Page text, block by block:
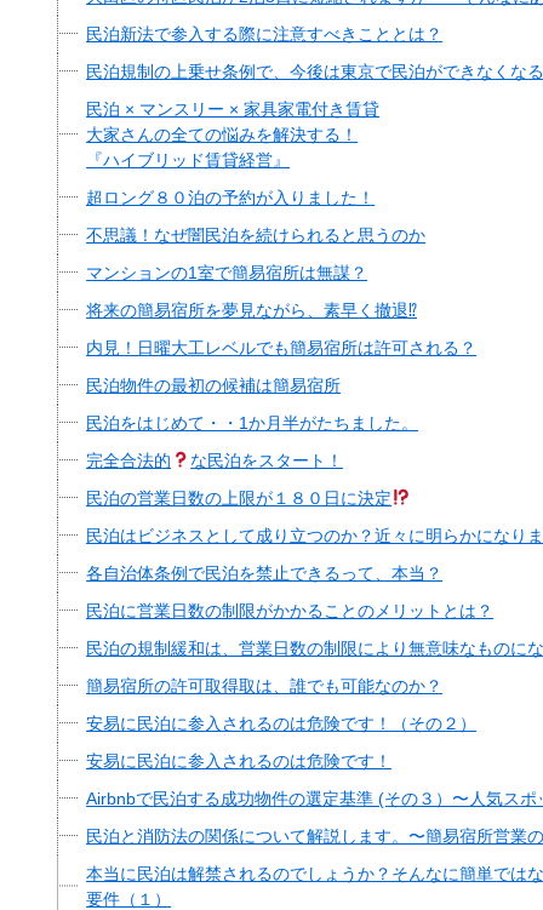
民泊新法で参入する際に注意すべきこととは？
民泊規制の上乗せ条例で、今後は東京で民泊ができなくな
民泊 × マンスリー × 家具家電付き賃貸
大家さんの全ての悩みを解決する！
『ハイブリッド賃貸経営』
超ロング８０泊の予約が入りました！
不思議！なぜ闇民泊を続けられると思うのか
マンションの1室で簡易宿所は無謀？
将来の簡易宿所を夢見ながら、素早く撤退⁉︎
内見！日曜大工レベルでも簡易宿所は許可される？
民泊物件の最初の候補は簡易宿所
民泊をはじめて・・1か月半がたちました。
完全合法的
な民泊をスタート！
民泊の営業日数の上限が１８０日に決定
民泊はビジネスとして成り立つのか？近々に明らかになり
各自治体条例で民泊を禁止できるって、本当？
民泊に営業日数の制限がかかることのメリットとは？
民泊の規制緩和は、営業日数の制限により無意味なものに
簡易宿所の許可取得取は、誰でも可能なのか？
安易に民泊に参入されるのは危険です！（その２）
安易に民泊に参入されるのは危険です！
Airbnbで民泊する成功物件の選定基準 (その３）〜人気スポ
民泊と消防法の関係について解説します。〜簡易宿所営業
本当に民泊は解禁されるのでしょうか？そんなに簡単では
要件（１）